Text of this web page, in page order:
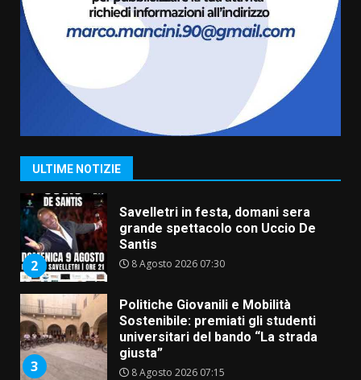
ULTIME NOTIZIE
Carta d’identità: continua il piano
di aperture straordinarie del
Comune di Fasano
6 Agosto 2026 14:16
1
La Banda Città di Fasano apre
ufficialmente la Festa di
2
Savelletri in festa, domani sera
grande spettacolo con Uccio De
Santis
8 Agosto 2026 07:30
3
Politiche Giovanili e Mobilità
Sostenibile: premiati gli studenti
universitari del bando “La strada
giusta”
8 Agosto 2026 07:15